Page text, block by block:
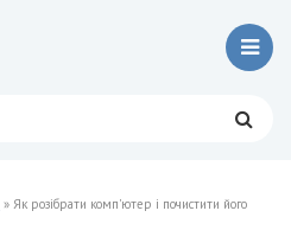
» Як розібрати комп'ютер і почистити його